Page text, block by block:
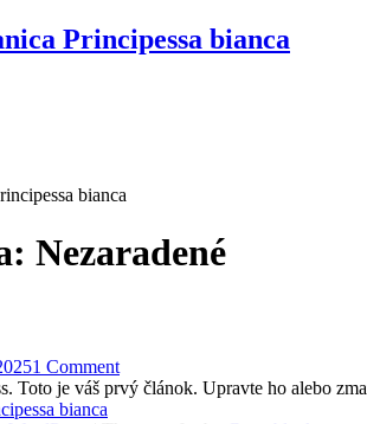
Nezaradené
1 Comment
Toto je váš prvý článok. Upravte ho alebo
bianca